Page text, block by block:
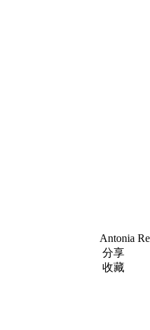
Antonia
分享
收藏